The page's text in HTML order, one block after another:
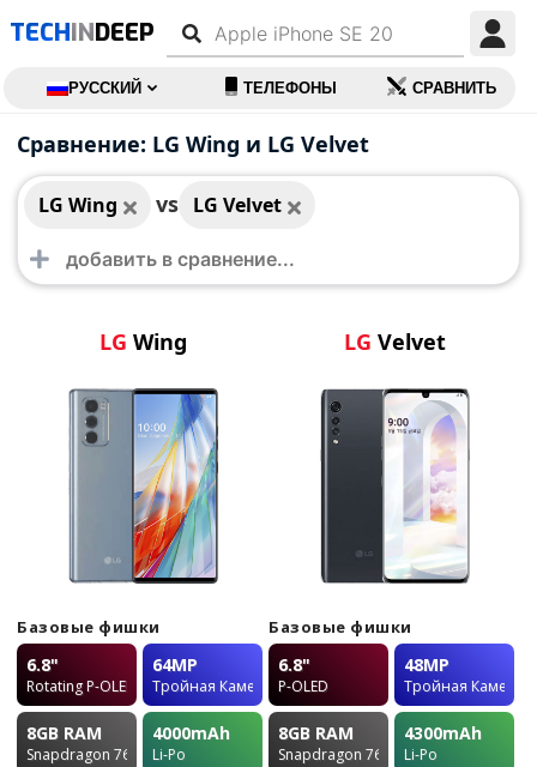
TECHINDEEP
РУССКИЙ ТЕЛЕФОНЫ СРАВНИТЬ
Сравнение: LG Wing и LG Velvet
LG Wing vs LG Velvet
LG Wing
LG Wing
Базовые фишки
6.8"
Rotating P-OLED
64MP
Тройная Камера
8GB RAM
Snapdragon 765G
4000mAh
Li-Po
LG Velvet
LG Velvet
Базовые фишки
6.8"
P-OLED
48MP
Тройная Камера
8GB RAM
Snapdragon 765G
4300mAh
Li-Po